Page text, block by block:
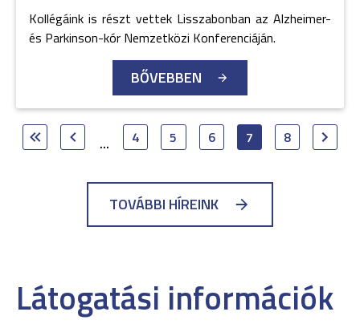
Kollégáink is részt vettek Lisszabonban az Alzheimer-
és Parkinson-kór Nemzetközi Konferenciáján.
BŐVEBBEN
... 4 5 6 7 8
TOVÁBBI HÍREINK
Látogatási információk